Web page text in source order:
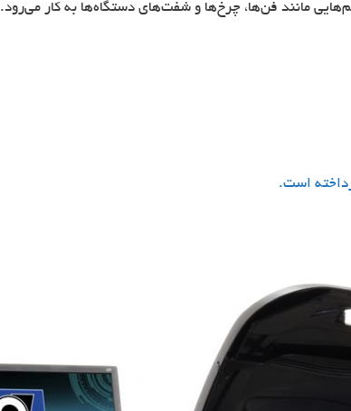
مانند فن‌ها، چرخ‌ها و شفت‌های دستگاه‌ها به کار می‌رود.
است.